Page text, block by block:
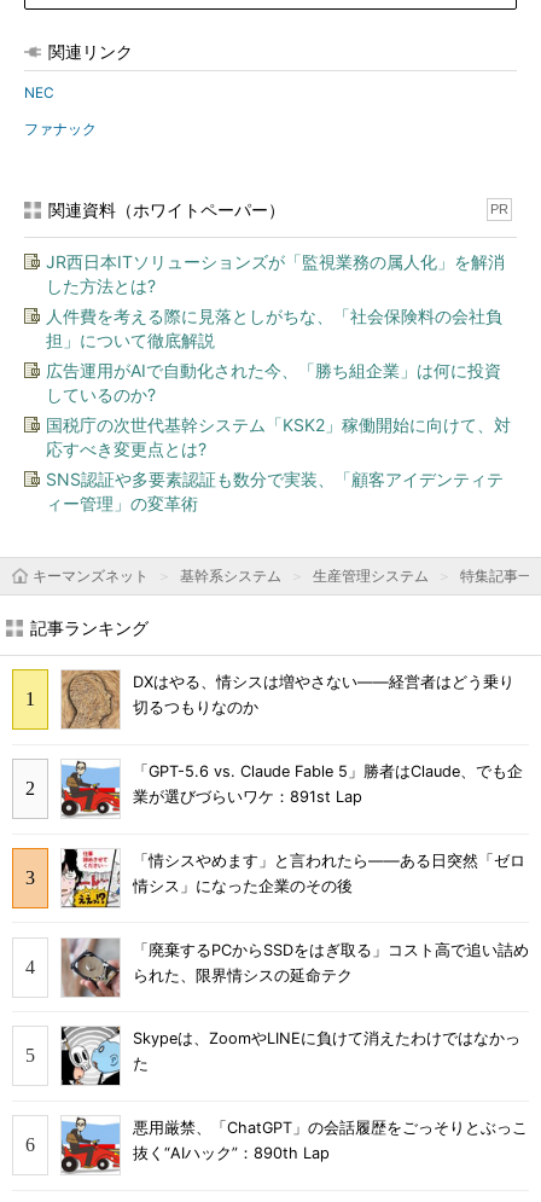
関連リンク
NEC
ファナック
関連資料（ホワイトペーパー） PR
JR西日本ITソリューションズが「監視業務の属人化」を解消
した方法とは?
人件費を考える際に見落としがちな、「社会保険料の会社負
担」について徹底解説
広告運用がAIで自動化された今、「勝ち組企業」は何に投資
しているのか?
国税庁の次世代基幹システム「KSK2」稼働開始に向けて、対
応すべき変更点とは?
SNS認証や多要素認証も数分で実装、「顧客アイデンティテ
ィー管理」の変革術
キーマンズネット 基幹系システム 生産管理システム 特集記事一
記事ランキング
DXはやる、情シスは増やさない――経営者はどう乗り
切るつもりなのか
「GPT-5.6 vs. Claude Fable 5」勝者はClaude、でも企
業が選びづらいワケ：891st Lap
「情シスやめます」と言われたら――ある日突然「ゼロ
情シス」になった企業のその後
「廃棄するPCからSSDをはぎ取る」コスト高で追い詰め
られた、限界情シスの延命テク
Skypeは、ZoomやLINEに負けて消えたわけではなかっ
た
悪用厳禁、「ChatGPT」の会話履歴をごっそりとぶっこ
抜く“AIハック”：890th Lap